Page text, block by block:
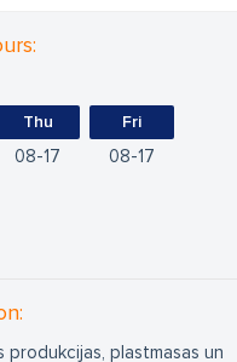
Thu
08 17
Fri
08 17
produkcijas, plastmasas un